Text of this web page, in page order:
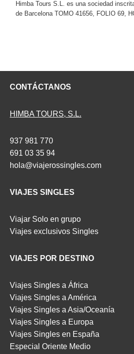
Himba Tours S.L. es una sociedad
de Barcelona TOMO 41656, FOLIO 69,
CONTÁCTANOS
HIMBA TOURS, S.L.
937 981 770
691 03 35 94
hola@viajerossingles.com
VIAJES SINGLES
Viajar Solo en grupo
Viajes exclusivos Singles
VIAJES POR DESTINO
Viajes Singles a África
Viajes Singles a América
Viajes Singles a Asia/Oceanía
Viajes Singles a Europa
Viajes Singles en España
Especial Oriente Medio